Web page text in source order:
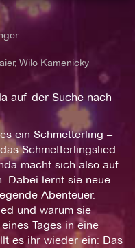
Wilo Kamenicky
auf der Suche nach
ein Schmetterling –
Schmetterlingslied
macht sich also auf
Dabei lernt sie neue
Abenteuer.
und warum sie
Tages in eine
es ihr wieder ein: Das